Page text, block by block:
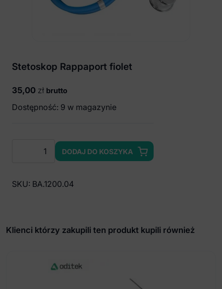
Stetoskop Rappaport fiolet
35,00 zł brutto
Dostępność: 9 w magazynie
Stetoskop
fiolet
DODAJ DO KOSZYKA
SKU: BA.1200.04
Klienci którzy zakupili ten produkt kupili również